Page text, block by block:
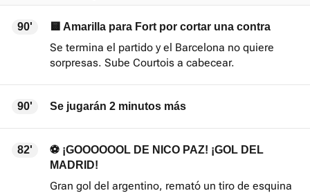
90' 🟨 Amarilla para Fort por cortar una contra
Se termina el partido y el Barcelona no quiere
sorpresas. Sube Courtois a cabecear.
90' Se jugarán 2 minutos más
82'
⚽ ¡GOOOOOOL DE NICO PAZ! ¡GOL DEL
MADRID!
Gran gol del argentino, remató un tiro de esquina